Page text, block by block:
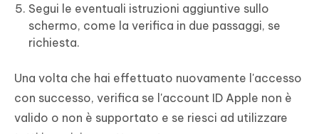
Segui le eventuali istruzioni aggiuntive sullo
schermo, come la verifica in due passaggi, se
richiesta.
Una volta che hai effettuato nuovamente l'accesso
con successo, verifica se l'account ID Apple non è
valido o non è supportato e se riesci ad utilizzare